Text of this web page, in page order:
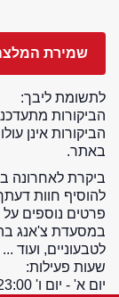
לתשומת ליבך:
הביקורות מתעדכנות
הביקורות אינן
באתר.
ביקרת לאחרונה
להוסיף חוות
פרטים נוספים
במסעדת צ'אנג בה
לטבעוניים, ועוד ...
שעות פעילות:
יום א' - יום ו' 23:00 - 12:00